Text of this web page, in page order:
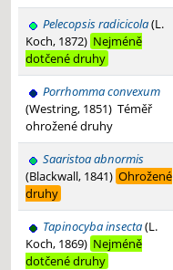
Pelecopsis radicicola(L.
Koch, 1872) Nejméně
dotčené druhy
Porrhomma convexum
(Westring, 1851) Téměř
ohrožené druhy
Saaristoa abnormis
(Blackwall, 1841) Ohrožené
druhy
Tapinocyba insecta(L.
Koch, 1869) Nejméně
dotčené druhy